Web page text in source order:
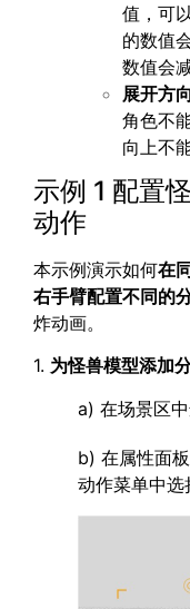
值，可
的数值
数值会
展开方向
角色不
向上不
示例 1 配置
动作
本示例演示如何在
右手臂配置不同的
炸动画。
1. 为怪兽模型添加
a) 在场景区
b) 在属性面
动作菜单中选